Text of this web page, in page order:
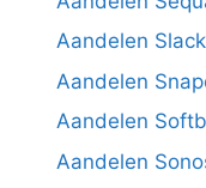
Aandelen
Aandelen
Aandelen
Aandelen